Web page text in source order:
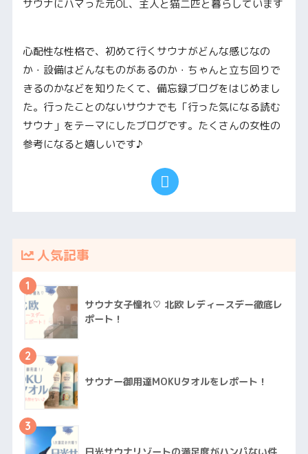
サウナにハマった元OL、主人と猫二匹と暮らしています
心配性な性格で、初めて行くサウナがどんな感じなの
か・設備はどんなものがあるのか・ちゃんと立ち回りで
きるのかなどを知りたくて、備忘録ブログをはじめまし
た。行ったことのないサウナでも「行った気になる読む
サウナ」をテーマにしたブログです。たくさんの女性の
参考になると嬉しいです♪
人気記事
1
サウナ女子憧れ♡ 北欧 レディースデー徹底レ
ポート！
2
サウナー御用達MOKUタオルをレポート！
3